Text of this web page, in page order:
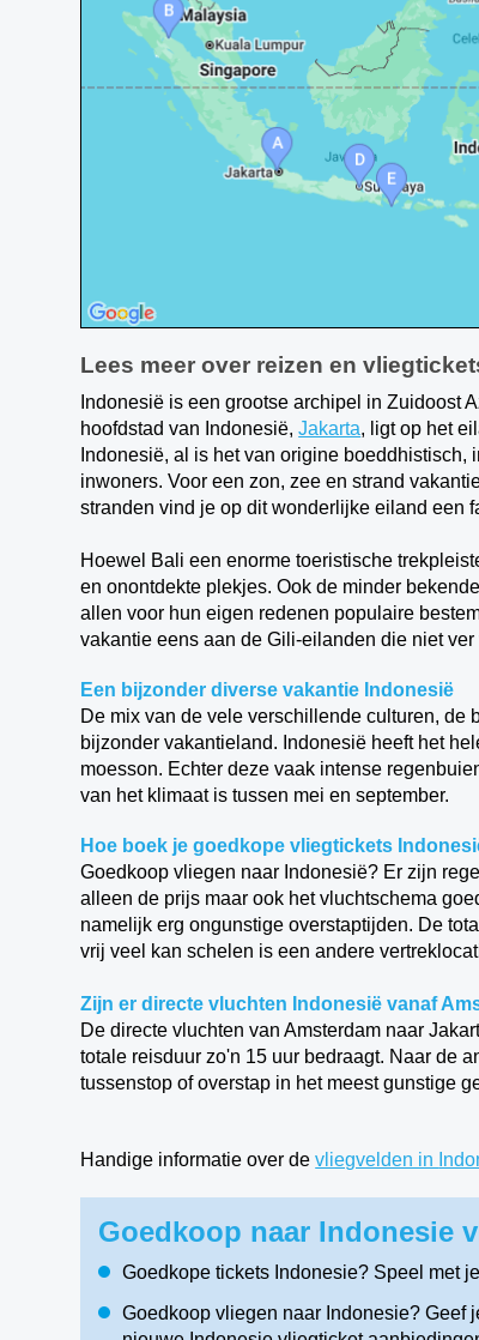
Lees meer over reizen en
Indonesië is een grootse archipel in Zuidoost
hoofdstad van Indonesië,Jakarta, ligt op het
Indonesië, al is het van origine
inwoners. Voor een zon, zee en strand
stranden vind je op dit wonderlijke eiland een
Hoewel Bali een enorme toeristische
en onontdekte plekjes. Ook de minder
allen voor hun eigen redenen populaire
vakantie eens aan de Gili-eilanden die niet
Een bijzonder diverse vakantie Indonesië
De mix van de vele verschillende culturen, de
bijzonder vakantieland. Indonesië heeft het
moesson. Echter deze vaak intense
van het klimaat is tussen mei en september.
Hoe boek je goedkope vliegtickets
Goedkoop vliegen naar Indonesië? Er zijn
alleen de prijs maar ook het vluchtschema
namelijk erg ongunstige overstaptijden. De
vrij veel kan schelen is een andere
Zijn er directe vluchten Indonesië vanaf
De directe vluchten van Amsterdam naar
totale reisduur zo'n 15 uur bedraagt. Naar de
tussenstop of overstap in het meest gunstige
Handige informatie over devliegvelden in
Goedkoop naar Indonesie
Goedkope tickets Indonesie? Speel met
Goedkoop vliegen naar Indonesie? Geef